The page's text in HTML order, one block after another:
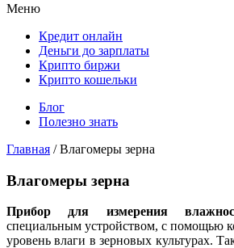
Меню
Кредит онлайн
Деньги до зарплаты
Крипто биржи
Крипто кошельки
Блог
Полезно знать
Главная / Влагомеры зерна
Влагомеры зерна
Прибор для измерения
специальным устройством, с помощью
уровень влаги в зерновых культурах.